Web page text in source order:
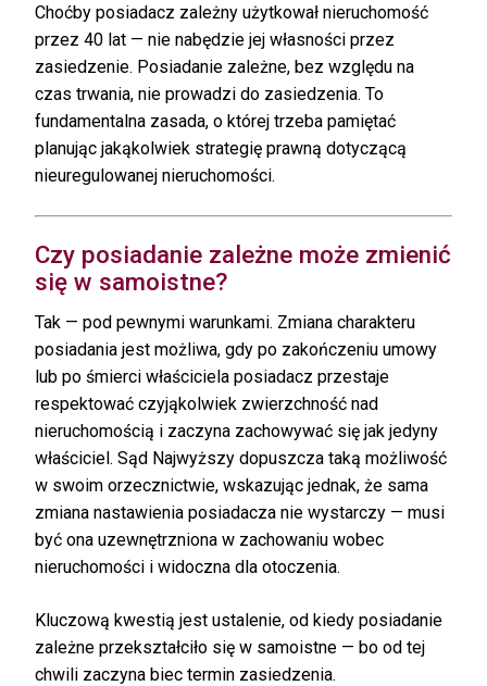
Choćby posiadacz zależny użytkował nieruchomość
przez 40 lat — nie nabędzie jej własności przez
zasiedzenie. Posiadanie zależne, bez względu na
czas trwania, nie prowadzi do zasiedzenia. To
fundamentalna zasada, o której trzeba pamiętać
planując jakąkolwiek strategię prawną dotyczącą
nieuregulowanej nieruchomości.
Czy posiadanie zależne może zmienić
się w samoistne?
Tak — pod pewnymi warunkami. Zmiana charakteru
posiadania jest możliwa, gdy po zakończeniu umowy
lub po śmierci właściciela posiadacz przestaje
respektować czyjąkolwiek zwierzchność nad
nieruchomością i zaczyna zachowywać się jak jedyny
właściciel. Sąd Najwyższy dopuszcza taką możliwość
w swoim orzecznictwie, wskazując jednak, że sama
zmiana nastawienia posiadacza nie wystarczy — musi
być ona uzewnętrzniona w zachowaniu wobec
nieruchomości i widoczna dla otoczenia.
Kluczową kwestią jest ustalenie, od kiedy posiadanie
zależne przekształciło się w samoistne — bo od tej
chwili zaczyna biec termin zasiedzenia.